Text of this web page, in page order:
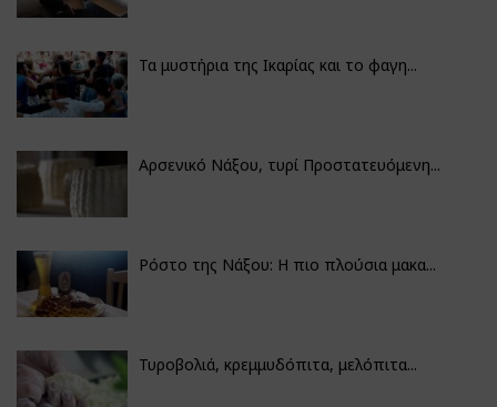
Τα μυστήρια της Ικαρίας και το φαγη...
Αρσενικό Νάξου, τυρί Προστατευόμενη...
Ρόστο της Νάξου: Η πιο πλούσια μακα...
Τυροβολιά, κρεμμυδόπιτα, μελόπιτα...